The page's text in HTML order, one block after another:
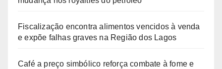
Fiscalização encontra alimentos vencidos à venda
e expõe falhas graves na Região dos Lagos
Café a preço simbólico reforça combate à fome e